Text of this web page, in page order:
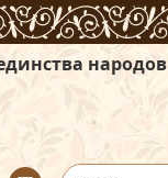
России